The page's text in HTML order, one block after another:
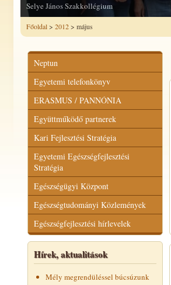
Selye János Szakkollégium
Főoldal> 2012> május
Neptun
Egyetemi telefonkönyv
ERASMUS / PANNÓNIA
Együttműködő partnerek
Kari Fejlesztési Stratégia
Egyetemi Egészségfejlesztési
Stratégia
Egészségügyi Központ
Egészségtudományi Közlemények
Egészségfejlesztési hírlevelek
Hírek, aktualitások
Mély megrendüléssel búcsúzunk